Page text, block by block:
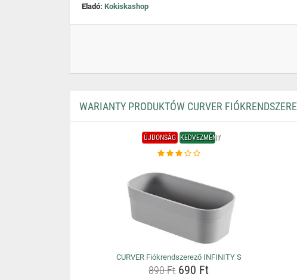
Eladó: Kokiskashop
WARIANTY PRODUKTÓW CURVER
ÚJDONSÁG KEDVEZMÉNY
CURVER Fiókrendszerező INFINITY S
890 Ft690 Ft